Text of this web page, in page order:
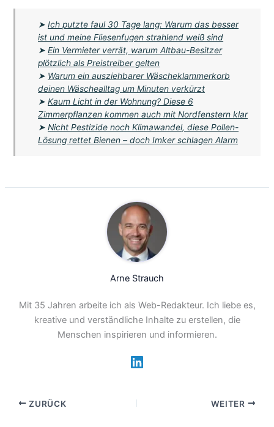
➤Ich putzte faul 30 Tage lang: Warum das besser
ist und meine Fliesenfugen strahlend weiß sind
➤Ein Vermieter verrät, warum Altbau-Besitzer
plötzlich als Preistreiber gelten
➤ Warum ein ausziehbarer Wäscheklammerkorb
deinen Wäschealltag um Minuten verkürzt
➤Kaum Licht in der Wohnung? Diese 6
Zimmerpflanzen kommen auch mit Nordfenstern klar
➤Nicht Pestizide noch Klimawandel, diese Pollen-
Lösung rettet Bienen – doch Imker schlagen Alarm
Arne Strauch
Mit 35 Jahren arbeite ich als Web-Redakteur. Ich liebe es,
kreative und verständliche Inhalte zu erstellen, die
Menschen inspirieren und informieren.
ZURÜCK WEITER